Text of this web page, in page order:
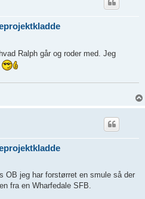
Ralph går og roder med. Jeg
OB jeg har forstørret en smule så der
fra en Wharfedale SFB.